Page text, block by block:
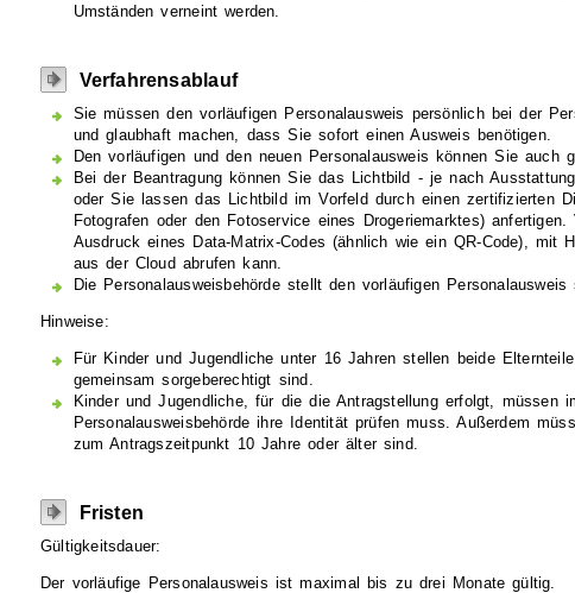
Umständen verneint werden.
Verfahrensablauf
Sie müssen den vorläufigen Personalausweis persönlich bei der
und glaubhaft machen, dass Sie sofort einen Ausweis benötigen.
Den vorläufigen und den neuen Personalausweis können Sie auch
Bei der Beantragung können Siedas Lichtbild - je nach
oder Sie lassen das Lichtbild im Vorfeld durch einen zertifizierten
Fotografen oder den Fotoservice eines Drogeriemarktes)
Ausdruck eines Data-Matrix-Codes (ähnlich wie ein QR-Code), mit
aus der Cloud abrufen kann.
Die Personalausweisbehörde stellt den vorläufigen
Hinweise:
Für Kinder und Jugendliche unter 16 Jahren stellen beide
gemeinsam sorgeberechtigt sind.
Kinder und Jugendliche, für die die Antragstellung erfolgt, müssen
Personalausweisbehörde ihre Identität prüfen muss. Außerdem
zum Antragszeitpunkt 10 Jahre oder älter sind.
Fristen
Gültigkeitsdauer:
Dervorläufige Personalausweis ist maximal bis zu drei Monate gültig.